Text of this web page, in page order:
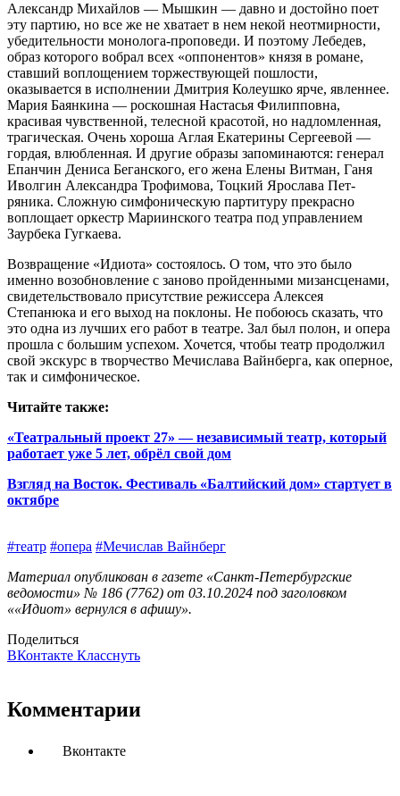
Александр Михайлов — Мышкин — давно и достойно поет
эту партию, но все же не хватает в нем некой неотмирности,
убедительности монолога-проповеди. И поэтому Лебедев,
образ которого вобрал всех «оппонентов» князя в романе,
ставший воплощением торжест­вующей пошлости,
оказывается в исполнении Дмитрия Колеушко ярче, явленнее.
Мария Баянкина — роскошная Настасья Филипповна,
красивая чувственной, телесной красотой, но надломленная,
трагическая. Очень хороша Аглая Екатерины Сергеевой —
гордая, влюбленная. И другие образы запоминаются: генерал
Епанчин Дениса Беганского, его жена Елены Витман, Ганя
Иволгин Александра Трофимова, Тоцкий Ярослава Пет­
ряника. Сложную симфоническую партитуру прекрасно
воплощает оркестр Мариинского театра под управлением
Заурбека Гугкаева.
Возвращение «Идиота» состоялось. О том, что это было
именно возобновление с заново пройденными мизансценами,
свидетельствовало присутствие режиссера Алексея
Степанюка и его выход на поклоны. Не побоюсь сказать, что
это одна из лучших его работ в театре. Зал был полон, и опера
прошла с большим успехом. Хочется, чтобы театр продолжил
свой экскурс в творчество Мечислава Вайнберга, как оперное,
так и симфоническое.
Читайте также:
«Театральный проект 27» — независимый театр, который
работает уже 5 лет, обрёл свой дом
Взгляд на Восток. Фестиваль «Балтийский дом» стартует в
октябре
#театр #опера #Мечислав Вайнберг
Материал опубликован в газете «Санкт-Петербургские
ведомости» № 186 (7762) от 03.10.2024 под заголовком
««Идиот» вернулся в афишу».
Поделиться
ВКонтакте Класснуть
Комментарии
Вконтакте